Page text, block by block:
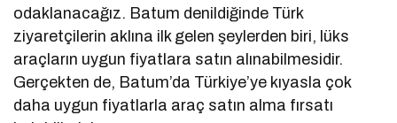
odaklanacağız. Batum denildiğinde Türk
ziyaretçilerin aklına ilk gelen şeylerden biri, lüks
araçların uygun fiyatlara satın alınabilmesidir.
Gerçekten de, Batum’da Türkiye’ye kıyasla çok
daha uygun fiyatlarla araç satın alma fırsatı